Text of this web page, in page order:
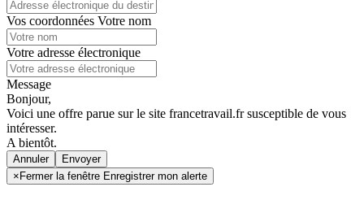
Vos coordonnées Votre nom
Votre adresse électronique
Message
Bonjour,
Voici une offre parue sur le site francetravail.fr susceptible de vous
intéresser.
A bientôt.
Annuler
× Fermer la fenêtre Enregistrer mon alerte